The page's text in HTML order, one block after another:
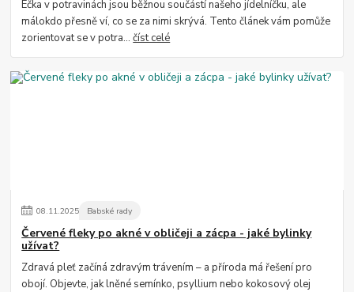
Éčka v potravinách jsou běžnou součástí našeho jídelníčku, ale
málokdo přesně ví, co se za nimi skrývá. Tento článek vám pomůže
zorientovat se v potra...číst celé
08.11.2025 Babské rady
Červené fleky po akné v obličeji a zácpa - jaké bylinky
užívat?
Zdravá pleť začíná zdravým trávením – a příroda má řešení pro
obojí. Objevte, jak lněné semínko, psyllium nebo kokosový olej